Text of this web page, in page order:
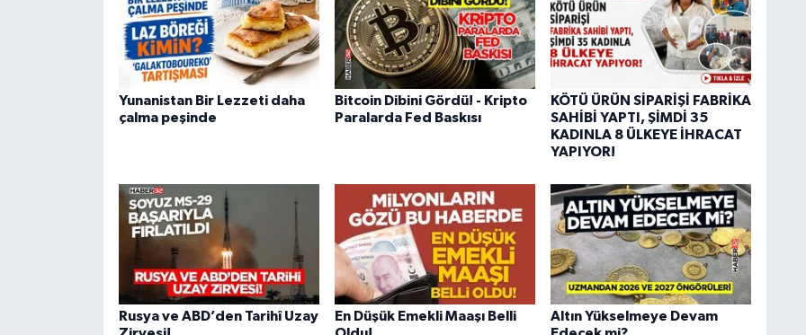
Yunanistan Bir Lezzeti daha
çalma peşinde
Bitcoin Dibini Gördü! - Kripto
Paralarda Fed Baskısı
KÖTÜ ÜRÜN SİPARİŞİ FABRİKA
SAHİBİ YAPTI, ŞİMDİ 35
KADINLA 8 ÜLKEYE İHRACAT
YAPIYOR!
Rusya ve ABD’den Tarihî Uzay
En Düşük Emekli Maaşı Belli
Altın Yükselmeye Devam